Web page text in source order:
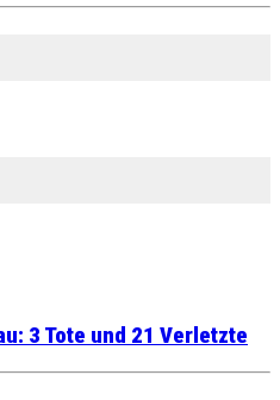
3 Tote und 21 Verletzte